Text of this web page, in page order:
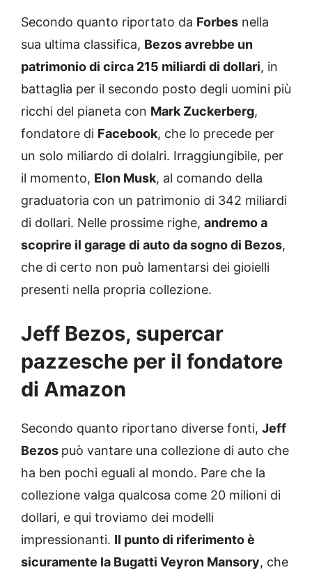
Secondo quanto riportato da Forbes nella
sua ultima classifica, Bezos avrebbe un
patrimonio di circa 215 miliardi di dollari, in
battaglia per il secondo posto degli uomini più
ricchi del pianeta con Mark Zuckerberg,
fondatore di Facebook, che lo precede per
un solo miliardo di dolalri. Irraggiungibile, per
il momento, Elon Musk, al comando della
graduatoria con un patrimonio di 342 miliardi
di dollari. Nelle prossime righe, andremo a
scoprire il garage di auto da sogno di Bezos,
che di certo non può lamentarsi dei gioielli
presenti nella propria collezione.
Jeff Bezos, supercar
pazzesche per il fondatore
di Amazon
Secondo quanto riportano diverse fonti, Jeff
Bezos può vantare una collezione di auto che
ha ben pochi eguali al mondo. Pare che la
collezione valga qualcosa come 20 milioni di
dollari, e qui troviamo dei modelli
impressionanti. Il punto di riferimento è
sicuramente la Bugatti Veyron Mansory, che